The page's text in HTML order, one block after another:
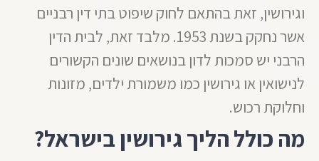
וגירושין, זאת בהתאם לחוק שיפוט בתי דין רבניים
אשר נחקק בשנת 1953. מלבד זאת, לבית הדין
הרבני יש סמכות לדון בנושאים שונים הקשורים
לנישואין או גירושין כמו משמורת ילדים, מזונות
וחלוקת רכוש.
מה כולל הליך גירושין בישראל?